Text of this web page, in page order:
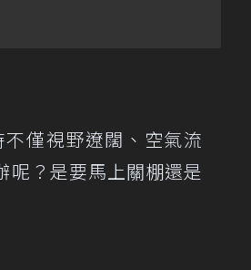
僅視野遼闊、空氣流
呢？是要馬上關棚還是